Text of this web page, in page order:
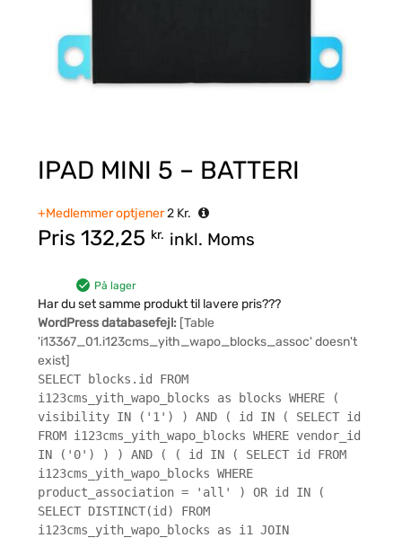
IPAD MINI 5 – BATTERI
+Medlemmer optjener2 Kr.
Pris 132,25 kr. inkl. Moms
På lager
Har du set samme produkt til lavere pris???
WordPress databasefejl: [Table
'i13367_01.i123cms_yith_wapo_blocks_assoc' doesn't
exist]
SELECT blocks.id FROM
i123cms_yith_wapo_blocks as blocks WHERE (
visibility IN ('1') ) AND ( id IN ( SELECT id
FROM i123cms_yith_wapo_blocks WHERE vendor_id
IN ('0') ) ) AND ( ( id IN ( SELECT id FROM
i123cms_yith_wapo_blocks WHERE
product_association = 'all' ) OR id IN (
SELECT DISTINCT(id) FROM
i123cms_yith_wapo_blocks as i1 JOIN